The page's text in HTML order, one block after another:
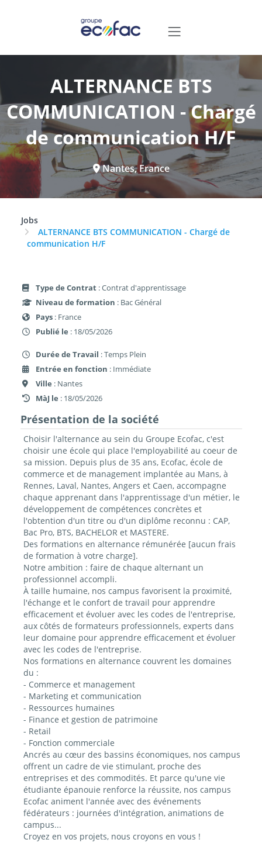
ALTERNANCE BTS
COMMUNICATION - Chargé
de communication H/F
Nantes, France
Jobs
ALTERNANCE BTS COMMUNICATION - Chargé de
communication H/F
Type de Contrat : Contrat d'apprentissage
Niveau de formation : Bac Général
Pays : France
Publié le : 18/05/2026
Durée de Travail : Temps Plein
Entrée en fonction : Immédiate
Ville : Nantes
MàJ le : 18/05/2026
Présentation de la société
Choisir l'alternance au sein du Groupe Ecofac, c'est
choisir une école qui place l'employabilité au coeur de
sa mission. Depuis plus de 35 ans, Ecofac, école de
commerce et de management implantée au Mans, à
Rennes, Laval, Nantes, Angers et Caen, accompagne
chaque apprenant dans l'apprentissage d'un métier, le
développement de compétences concrètes et
l'obtention d'un titre ou d'un diplôme reconnu : CAP,
Bac Pro, BTS, BACHELOR et MASTERE.
Des formations en alternance rémunérée [aucun frais
de formation à votre charge].
Notre ambition : faire de chaque alternant un
professionnel accompli.
À taille humaine, nos campus favorisent la proximité,
l'échange et le confort de travail pour apprendre
efficacement et évoluer avec les codes de l'entreprise,
aux côtés de formateurs professionnels, experts dans
leur domaine pour apprendre efficacement et évoluer
avec les codes de l'entreprise.
Nos formations en alternance couvrent les domaines
du :
- Commerce et management
- Marketing et communication
- Ressources humaines
- Finance et gestion de patrimoine
- Retail
- Fonction commerciale
Ancrés au cœur des bassins économiques, nos campus
offrent un cadre de vie stimulant, proche des
entreprises et des commodités. Et parce qu'une vie
étudiante épanouie renforce la réussite, nos campus
Ecofac animent l'année avec des événements
fédérateurs : journées d'intégration, animations de
campus...
Croyez en vos projets, nous croyons en vous !